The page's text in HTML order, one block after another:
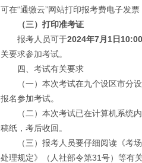
可在“通缴云”网站打印报考费电子发
（三）打印准考证
报考人员可于2024年7月1日
关要求参加考试。
四、考试有关要求
（一）本次考试在九个设区市分设
报名参加考试。
（二）本次考试已在计算机系统内
稿纸，考后收回。
（三）报考人员要仔细阅读《考场
处理规定》（人社部令第31号）等有